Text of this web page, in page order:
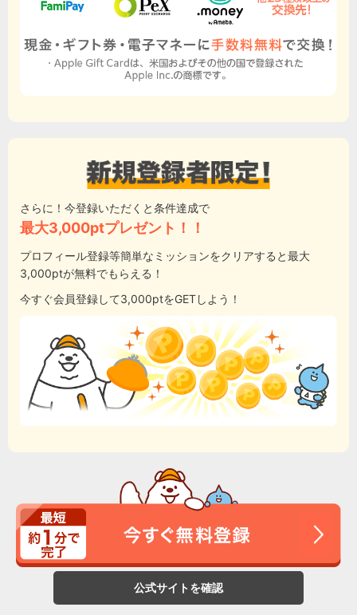
さらに！今登録いただくと条件達成で
最大3,000ptプレゼント！！
プロフィール登録等簡単なミッションをクリアすると最大
3,000ptが無料でもらえる！
今すぐ会員登録して3,000ptをGETしよう！
公式サイトを確認